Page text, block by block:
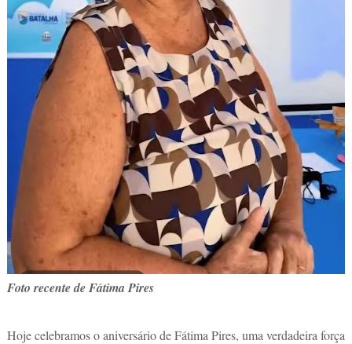
Foto recente de Fátima Pires
Hoje celebramos o aniversário de Fátima Pires, uma verdadeira força